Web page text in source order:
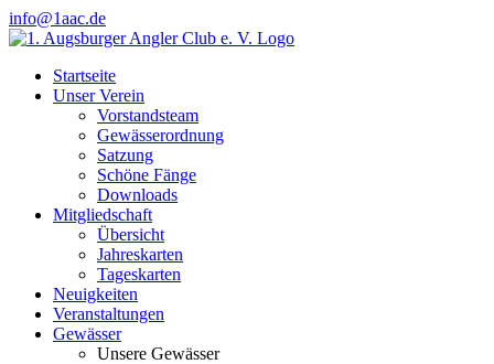
Zum
Inhalt
info@1aac.de
Facebook
Instagram
Startseite
Unser Verein
Vorstandsteam
Gewässerordnung
Satzung
Schöne Fänge
Downloads
Mitgliedschaft
Übersicht
Jahreskarten
Tageskarten
Neuigkeiten
Veranstaltungen
Gewässer
Unsere Gewässer